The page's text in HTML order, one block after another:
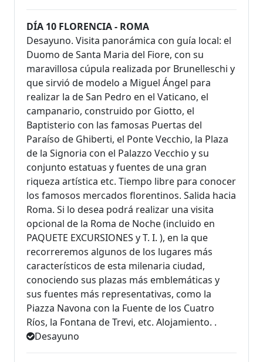
DÍA 10 FLORENCIA - ROMA
Desayuno. Visita panorámica con guía local: el
Duomo de Santa Maria del Fiore, con su
maravillosa cúpula realizada por Brunelleschi y
que sirvió de modelo a Miguel Ángel para
realizar la de San Pedro en el Vaticano, el
campanario, construido por Giotto, el
Baptisterio con las famosas Puertas del
Paraíso de Ghiberti, el Ponte Vecchio, la Plaza
de la Signoria con el Palazzo Vecchio y su
conjunto estatuas y fuentes de una gran
riqueza artística etc. Tiempo libre para conocer
los famosos mercados florentinos. Salida hacia
Roma. Si lo desea podrá realizar una visita
opcional de la Roma de Noche (incluido en
PAQUETE EXCURSIONES y T. I. ), en la que
recorreremos algunos de los lugares más
característicos de esta milenaria ciudad,
conociendo sus plazas más emblemáticas y
sus fuentes más representativas, como la
Piazza Navona con la Fuente de los Cuatro
Ríos, la Fontana de Trevi, etc. Alojamiento. .
Desayuno